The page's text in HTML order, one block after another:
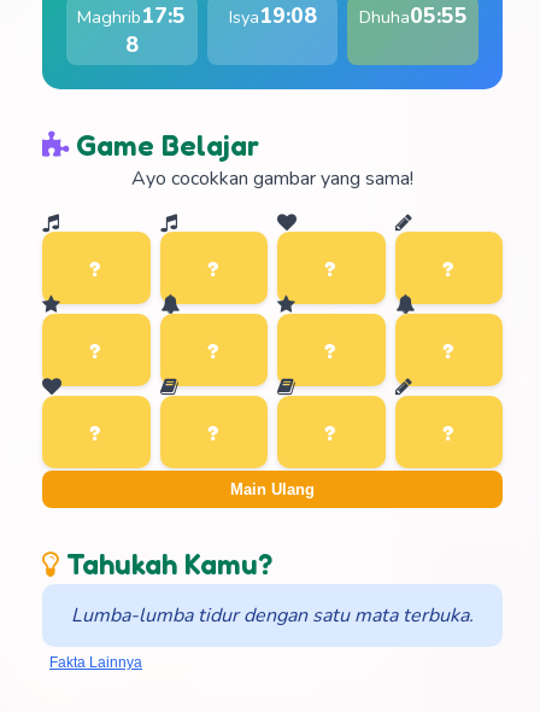
Maghrib17:5
8
Isya19:08 Dhuha05:55
Game Belajar
Ayo cocokkan gambar yang sama!
Main Ulang
Tahukah Kamu?
Lumba-lumba tidur dengan satu mata terbuka.
Fakta Lainnya